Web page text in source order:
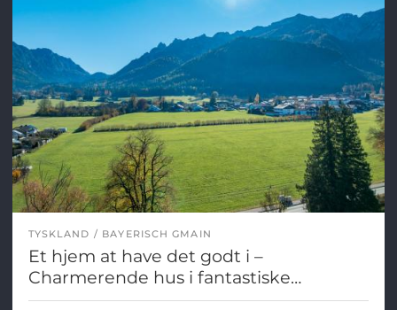
TYSKLAND BAYERISCH GMAIN
Et hjem at have det godt i –
Charmerende hus i fantastiske
naturlige omgivelser i Bayerisch Gmain